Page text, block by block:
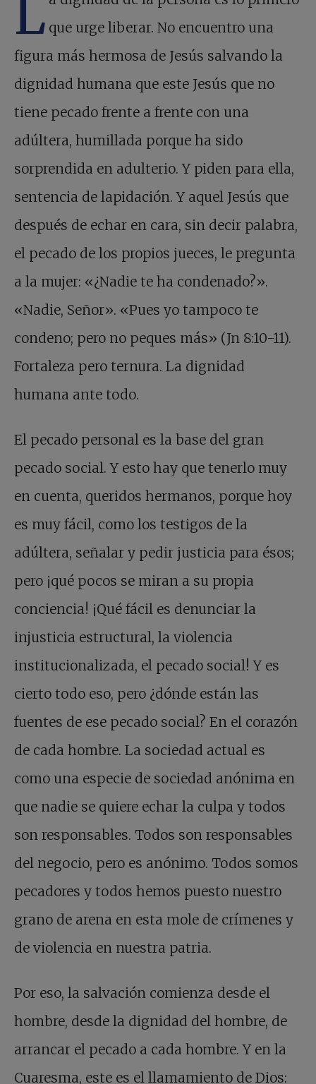
L que urge liberar. No encuentro una
figura más hermosa de Jesús salvando la
dignidad humana que este Jesús que no
tiene pecado frente a frente con una
adúltera, humillada porque ha sido
sorprendida en adulterio. Y piden para ella,
sentencia de lapidación. Y aquel Jesús que
después de echar en cara, sin decir palabra,
el pecado de los propios jueces, le pregunta
a la mujer: «¿Nadie te ha condenado?».
«Nadie, Señor». «Pues yo tampoco te
condeno; pero no peques más» (Jn 8:10-11).
Fortaleza pero ternura. La dignidad
humana ante todo.
El pecado personal es la base del gran
pecado social. Y esto hay que tenerlo muy
en cuenta, queridos hermanos, porque hoy
es muy fácil, como los testigos de la
adúltera, señalar y pedir justicia para ésos;
pero ¡qué pocos se miran a su propia
conciencia! ¡Qué fácil es denunciar la
injusticia estructural, la violencia
institucionalizada, el pecado social! Y es
cierto todo eso, pero ¿dónde están las
fuentes de ese pecado social? En el corazón
de cada hombre. La sociedad actual es
como una especie de sociedad anónima en
que nadie se quiere echar la culpa y todos
son responsables. Todos son responsables
del negocio, pero es anónimo. Todos somos
pecadores y todos hemos puesto nuestro
grano de arena en esta mole de crímenes y
de violencia en nuestra patria.
Por eso, la salvación comienza desde el
hombre, desde la dignidad del hombre, de
arrancar el pecado a cada hombre. Y en la
Cuaresma, este es el llamamiento de Dios: